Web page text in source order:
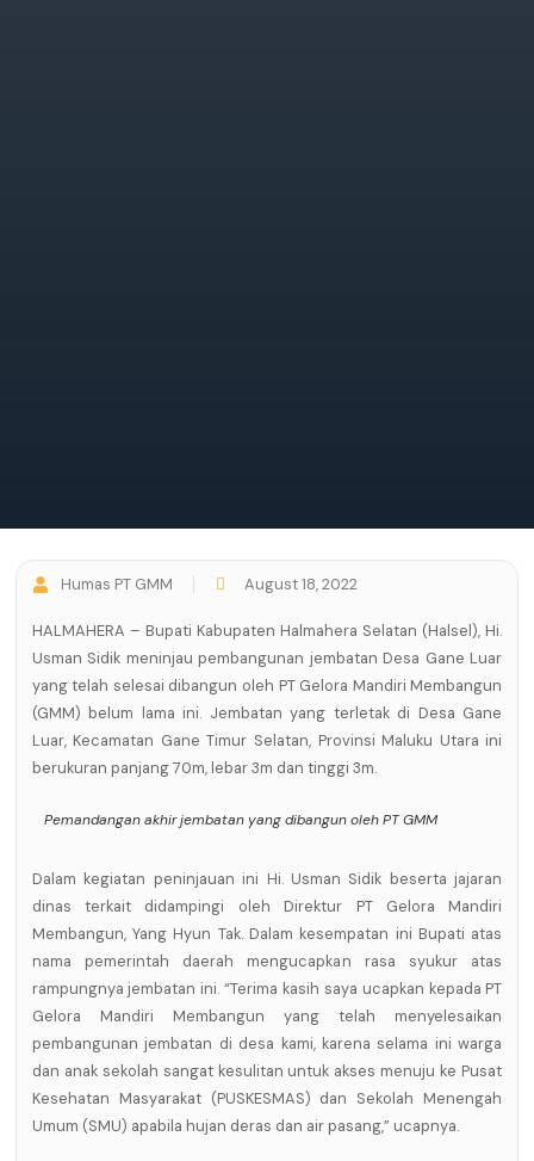
Humas PT GMM August 18, 2022
HALMAHERA – Bupati Kabupaten Halmahera Selatan (Halsel), Hi.
Usman Sidik meninjau pembangunan jembatan Desa Gane Luar
yang telah selesai dibangun oleh PT Gelora Mandiri Membangun
(GMM) belum lama ini. Jembatan yang terletak di Desa Gane
Luar, Kecamatan Gane Timur Selatan, Provinsi Maluku Utara ini
berukuran panjang 70m, lebar 3m dan tinggi 3m.
Pemandangan akhir jembatan yang dibangun oleh PT GMM
Dalam kegiatan peninjauan ini Hi. Usman Sidik beserta jajaran
dinas terkait didampingi oleh Direktur PT Gelora Mandiri
Membangun, Yang Hyun Tak. Dalam kesempatan ini Bupati atas
nama pemerintah daerah mengucapkan rasa syukur atas
rampungnya jembatan ini. “Terima kasih saya ucapkan kepada PT
Gelora Mandiri Membangun yang telah menyelesaikan
pembangunan jembatan di desa kami, karena selama ini warga
dan anak sekolah sangat kesulitan untuk akses menuju ke Pusat
Kesehatan Masyarakat (PUSKESMAS) dan Sekolah Menengah
Umum (SMU) apabila hujan deras dan air pasang,” ucapnya.